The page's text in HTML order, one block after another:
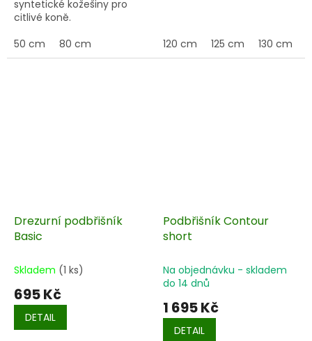
syntetické kožešiny pro
citlivé koně.
50 cm
80 cm 120 cm 125 cm 130 cm
Drezurní podbřišník
Basic
Skladem (1 ks)
695 Kč
DETAIL
Podbřišník Contour
short
Na objednávku - skladem
do 14 dnů
1 695 Kč
DETAIL